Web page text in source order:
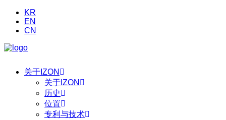
KR
EN
CN
关于IZON
关于IZON
历史
位置
专利与技术